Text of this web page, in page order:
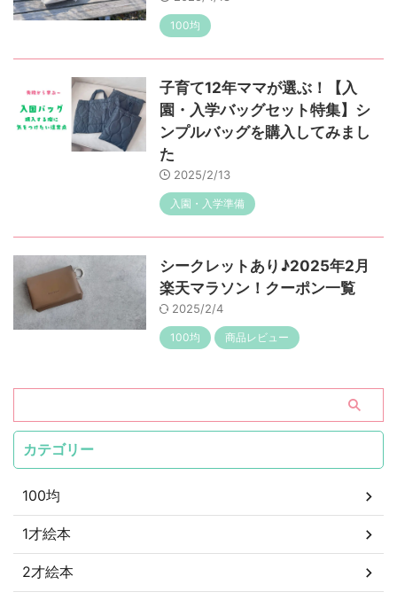
100均
子育て12年ママが選ぶ！【入
園・入学バッグセット特集】シ
ンプルバッグを購入してみまし
た
2025/2/13
入園・入学準備
シークレットあり♪2025年2月
楽天マラソン！クーポン一覧
2025/2/4
100均 商品レビュー
カテゴリー
100均
1才絵本
2才絵本